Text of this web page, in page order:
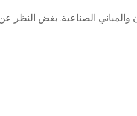
الصناعية. بغض النظر عن